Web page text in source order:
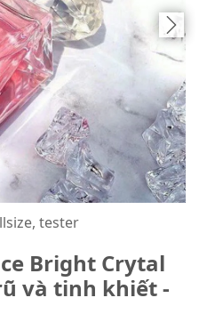
tester
Bright Crytal
và tinh khiết -